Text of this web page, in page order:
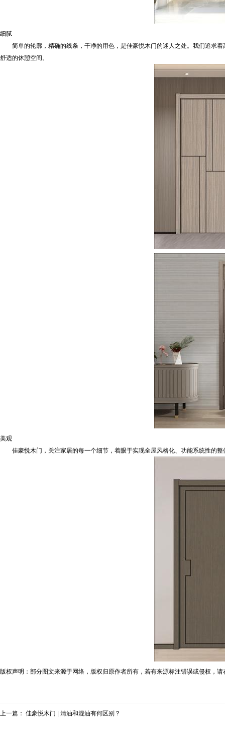
细腻
简单的轮廓，精确的线条，干净的用色，是佳豪悦木门的迷人之处。我们追求着
舒适的休憩空间。
美观
佳豪悦木门，关注家居的每一个细节，着眼于实现全屋风格化、功能系统性的整
版权声明：部分图文来源于网络，版权归原作者所有，若有来源标注错误或侵权，
上一篇： 佳豪悦木门 | 清油和混油有何区别？